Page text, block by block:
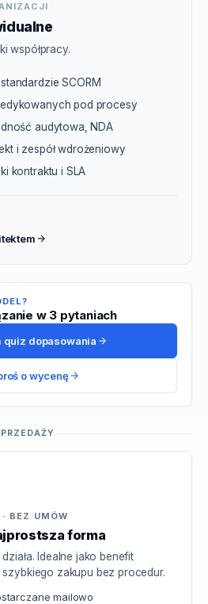
współpracy.
SCORM
pod procesy
audytowa, NDA
i zespół wdrożeniowy
kontraktu i SLA
w 3 pytaniach
quiz dopasowania
o wycenę
BEZ UMÓW
forma
Idealne jako benefit
zakupu bez procedur.
mailowo